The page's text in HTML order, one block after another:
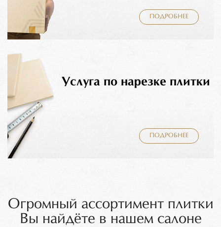
ПОДРОБНЕЕ
Услуга по нарезке плитки
ПОДРОБНЕЕ
Огромный ассортимент плитки
Вы найдёте в нашем салоне